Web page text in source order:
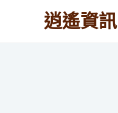
逍遙資訊